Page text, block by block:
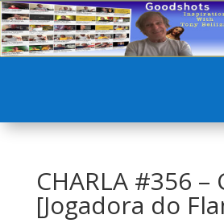
CHARLA #356
[Jogadora do